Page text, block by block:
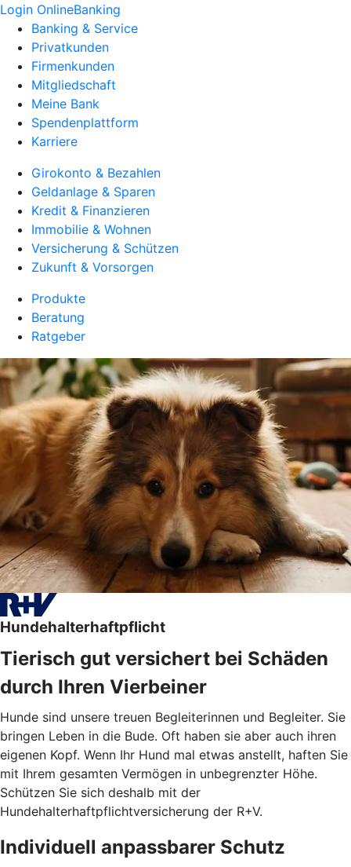
Login OnlineBanking
Banking & Service
Privatkunden
Firmenkunden
Mitgliedschaft
Meine Bank
Spendenplattform
Karriere
Girokonto & Bezahlen
Geldanlage & Sparen
Kredit & Finanzieren
Immobilie & Wohnen
Versicherung & Schützen
Zukunft & Vorsorgen
Produkte
Beratung
Ratgeber
Hundehalterhaftpflicht
Tierisch gut versichert bei Schäden
durch Ihren Vierbeiner
Hunde sind unsere treuen Begleiterinnen und Begleiter. Sie
bringen Leben in die Bude. Oft haben sie aber auch ihren
eigenen Kopf. Wenn Ihr Hund mal etwas anstellt, haften Sie
mit Ihrem gesamten Vermögen in unbegrenzter Höhe.
Schützen Sie sich deshalb mit der
Hundehalterhaftpflichtversicherung der R+V.
Individuell anpassbarer Schutz